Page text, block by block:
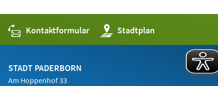
Kontaktformular Stadtplan
(Öffnet
in
einem
STADT PADERBORN
Am Hoppenhof 33